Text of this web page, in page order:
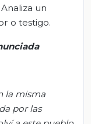
un
o testigo.
la misma
por las